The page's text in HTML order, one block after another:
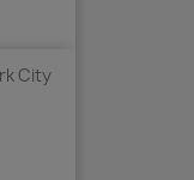
City